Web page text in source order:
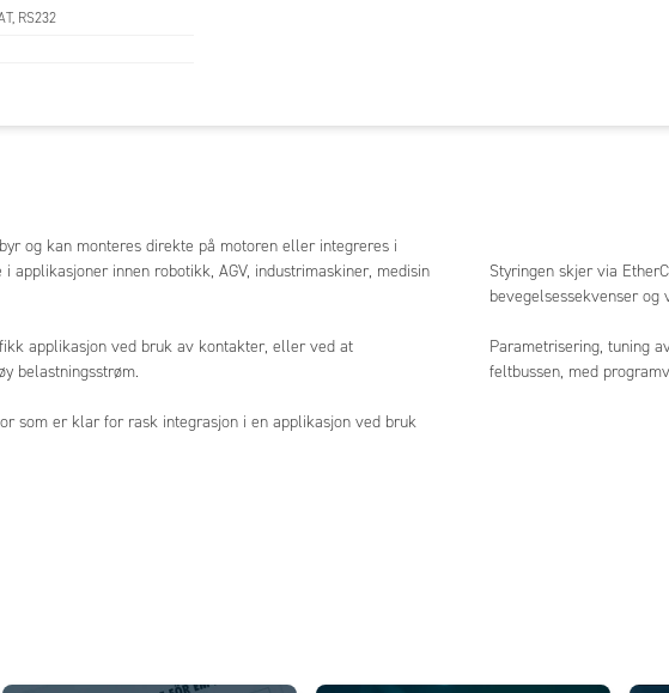
RS232
og kan monteres direkte på motoren eller integreres i
innen robotikk, AGV, industrimaskiner, medisin
applikasjon ved bruk av kontakter, eller ved at
belastningsstrøm.
som er klar for rask integrasjon i en applikasjon ved bruk
Styringen skjer via
bevegelsessekvenser
Parametrisering, tuning
feltbussen, med